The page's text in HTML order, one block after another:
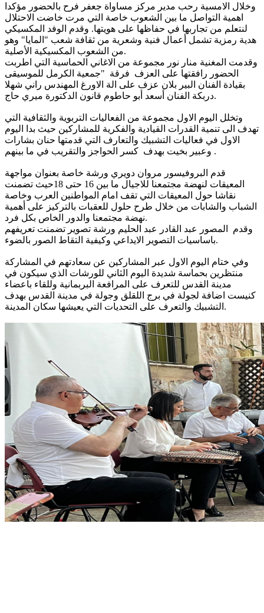
وخلال الامسية رحب مدير مركز مساواة جعفر فرح بالحضور مؤكدا
اهمية التواصل ما بين الشعوب خاصة التي مرت خاضت الاحتلال
لنتعلم من تجاربها في حفاظها على هويتها. وقدم الوفد المكسيكي
هدية رمزية تشمل أعمال فنية وشعرية من ثقافة شعب "المايا" وهو
من الشعوب المكسيكية الأصلية.
وقدمت المغنية منار نور مجموعة من الاغاني الحماسية التي اطربت
الحضور رافقتها على العزف فرقة "جمعية الكرمل للموسيقى
بقيادة الفنان البير بلان عزف على الة الاورغ المهندس راني شهلا
دربكة الفنان أسعد أبو حاطوم قانون الدكتورة ميري حاج.
وتخلل اليوم الاول مجموعة من الفعاليات التربوية والثقافية التي
تهدف الى تنمية القدرات القيادية والفكرية للمشاركين حيث بدا اليوم
الاول في فعاليات التشبيك والتعارف التي قدمتها حنان بشارات
وعبير بخيت بهدف كسر الحواجز والتقريب في ما بينهم .
قدم البروفيسور مروان دويري ورشة خاصة بعنوان مواجهة
المعيقات لنهضة مجتمعنا للاجيال ما بين 16 حتى 18حيث تضمنت
نقاشا حول المعيقات التي تقف امام المواطنين العرب وخاصة
الشباب والشابات من خلال طرح حلول للعقبات بالتركيز على أهمية
نهضة مجتمعنا والدور الخاص بكل فرد.
وقدم المصور عبد القادر عبد الحليم ورشة تصوير تضمنت تعريفهم
باساسيات التصوير الايداعي وكيفية التقاط الصور بالضوء.
وفي ختام اليوم الاول عبر المشاركين عن سعادتهم في المشاركة
منتظرين بحماسة شديدة اليوم الثاني للورشات الذي سيكون في
مدينة القدس للتعرف على المرافعة البربمانية وللقاء باعضاء
كنيست اضافة لجولة في برج اللقلق وجولة في مدينة القدس بهدف
التشبيك والتعرف على التحديات التي يعيشها سكان المدينة.